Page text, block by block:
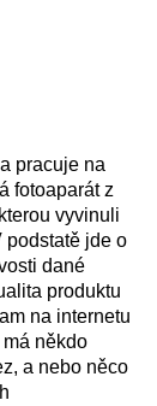
pracuje na
fotoaparát z
vyvinuli
jde o
dané
produktu
na internetu
někdo
a nebo něco